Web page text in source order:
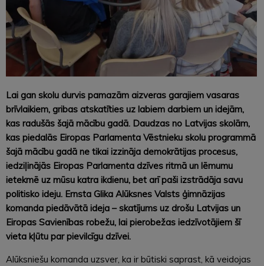
Lai gan skolu durvis pamazām aizveras garajiem vasaras
brīvlaikiem, gribas atskatīties uz labiem darbiem un idejām,
kas radušās šajā mācību gadā. Daudzas no Latvijas skolām,
kas piedalās Eiropas Parlamenta Vēstnieku skolu programmā
šajā mācību gadā ne tikai izzināja demokrātijas procesus,
iedziļinājās Eiropas Parlamenta dzīves ritmā un lēmumu
ietekmē uz mūsu katra ikdienu, bet arī paši izstrādāja savu
politisko ideju. Ernsta Glika Alūksnes Valsts ģimnāzijas
komanda piedāvātā ideja – skatījums uz drošu Latvijas un
Eiropas Savienības robežu, lai pierobežas iedzīvotājiem šī
vieta kļūtu par pievilcīgu dzīvei.
Alūksniešu komanda uzsver, ka ir būtiski saprast, kā veidojas